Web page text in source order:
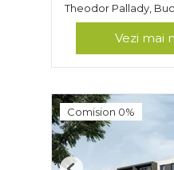
Theodor Pallady,
Vezi mai
Comision 0%